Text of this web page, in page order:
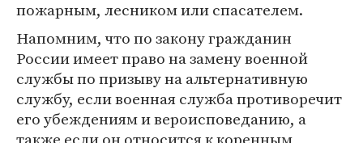
пожарным, лесником или спасателем.
Напомним, что по закону гражданин
России имеет право на замену военной
службы по призыву на альтернативную
службу, если военная служба противоречит
его убеждениям и вероисповеданию, а